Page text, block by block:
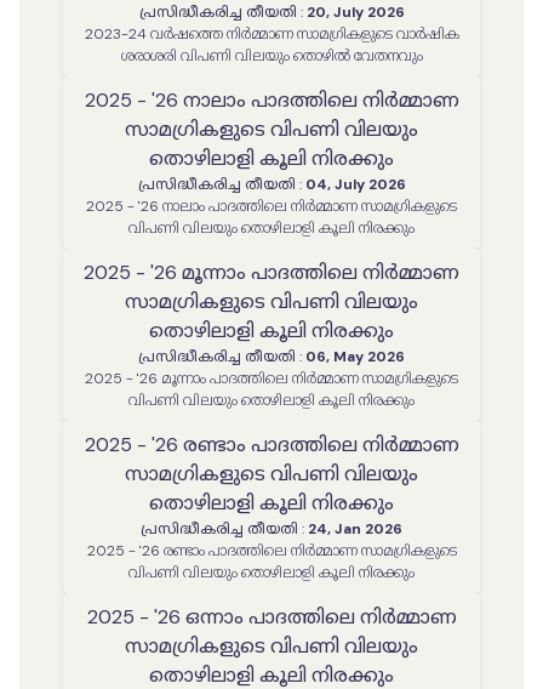
പ്രസിദ്ധീകരിച്ച തീയതി : 20, July 2026
2023-24 വർഷത്തെ നിർമ്മാണ സാമഗ്രികളുടെ വാർഷിക
ശരാശരി വിപണി വിലയും തൊഴിൽ വേതനവും
2025 - '26 നാലാം പാദത്തിലെ നിർമ്മാണ
സാമഗ്രികളുടെ വിപണി വിലയും
തൊഴിലാളി കൂലി നിരക്കും
പ്രസിദ്ധീകരിച്ച തീയതി : 04, July 2026
2025 - '26 നാലാം പാദത്തിലെ നിർമ്മാണ സാമഗ്രികളുടെ
വിപണി വിലയും തൊഴിലാളി കൂലി നിരക്കും
2025 - '26 മൂന്നാം പാദത്തിലെ നിർമ്മാണ
സാമഗ്രികളുടെ വിപണി വിലയും
തൊഴിലാളി കൂലി നിരക്കും
പ്രസിദ്ധീകരിച്ച തീയതി : 06, May 2026
2025 - '26 മൂന്നാം പാദത്തിലെ നിർമ്മാണ സാമഗ്രികളുടെ
വിപണി വിലയും തൊഴിലാളി കൂലി നിരക്കും
2025 - '26 രണ്ടാം പാദത്തിലെ നിർമ്മാണ
സാമഗ്രികളുടെ വിപണി വിലയും
തൊഴിലാളി കൂലി നിരക്കും
പ്രസിദ്ധീകരിച്ച തീയതി : 24, Jan 2026
2025 - '26 രണ്ടാം പാദത്തിലെ നിർമ്മാണ സാമഗ്രികളുടെ
വിപണി വിലയും തൊഴിലാളി കൂലി നിരക്കും
2025 - '26 ഒന്നാം പാദത്തിലെ നിർമ്മാണ
സാമഗ്രികളുടെ വിപണി വിലയും
തൊഴിലാളി കൂലി നിരക്കും